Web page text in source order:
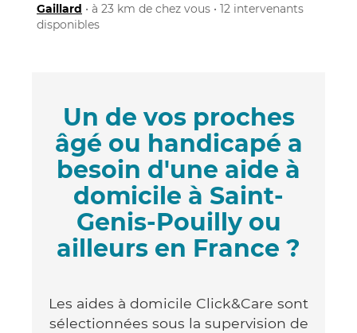
Gaillard • à 23 km de chez vous • 12 intervenants
disponibles
Un de vos proches
âgé ou handicapé a
besoin d'une aide à
domicile à Saint-
Genis-Pouilly ou
ailleurs en France ?
Les aides à domicile Click&Care sont
sélectionnées sous la supervision de